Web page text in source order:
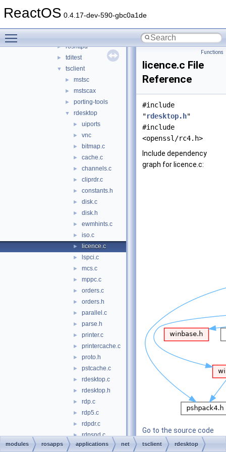
ReactOS 0.4.17-dev-590-gbc0a1de
► ncftp
► roshttpd
► tditest
▼ tsclient
► mstsc
► mstscax
► porting-tools
▼ rdesktop
► uiports
► vnc
► bitmap.c
► cache.c
► channels.c
► cliprdr.c
► constants.h
► disk.c
► disk.h
► ewmhints.c
► iso.c
► licence.c
► lspci.c
► mcs.c
► mppc.c
► orders.c
► orders.h
► parallel.c
► parse.h
► printer.c
► printercache.c
► proto.h
► pstcache.c
► rdesktop.c
► rdesktop.h
► rdp.c
► rdp5.c
► rdpdr.c
► rdpsnd.c
► rdpsnd_libao.c
Functions
licence.c File
Reference
#include
"rdesktop.h"
#include
<openssl/rc4.h>
Include dependency
graph for licence.c:
Go to the source code
of this file.
modules rosapps applications net tsclient rdesktop